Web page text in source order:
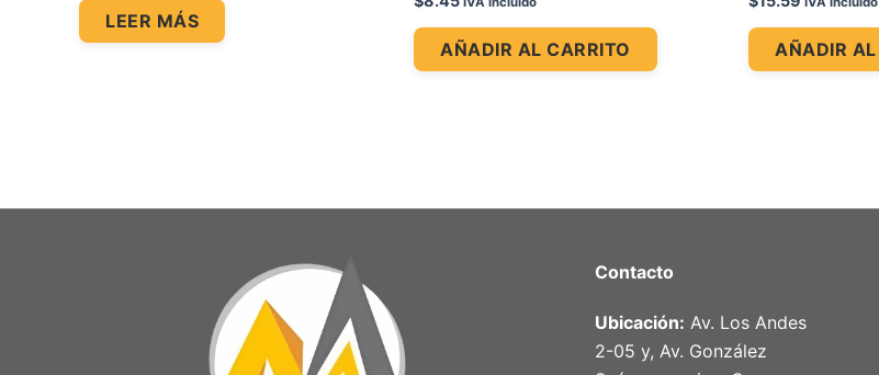
LEER MÁS
AÑADIR AL CARRITO AÑADIR
Contacto
Ubicación: Av. Los Andes
2-05 y, Av. González